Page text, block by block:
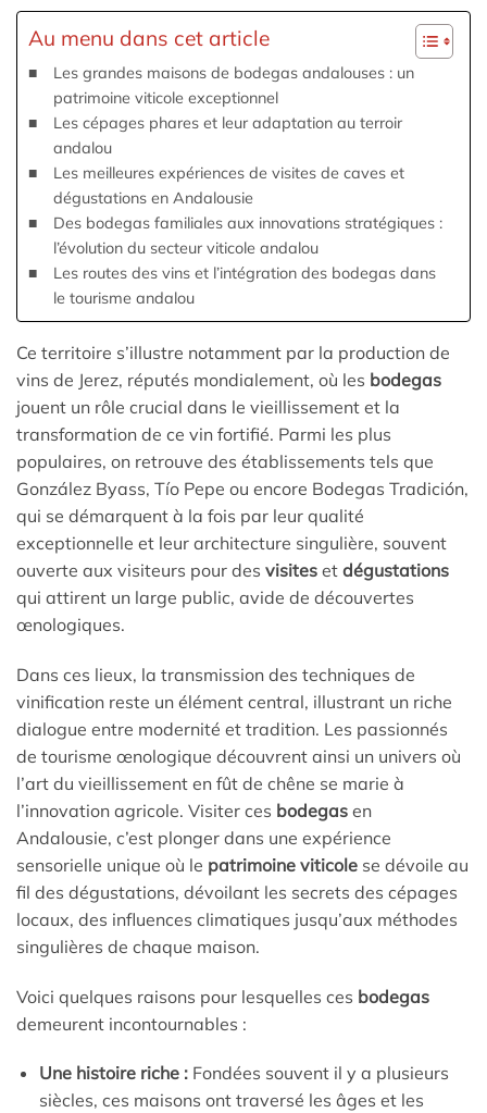
Au menu dans cet article
Les grandes maisons de bodegas andalouses : un
patrimoine viticole exceptionnel
Les cépages phares et leur adaptation au terroir
andalou
Les meilleures expériences de visites de caves et
dégustations en Andalousie
Des bodegas familiales aux innovations stratégiques :
l’évolution du secteur viticole andalou
Les routes des vins et l’intégration des bodegas dans
le tourisme andalou
Ce territoire s’illustre notamment par la production de
vins de Jerez, réputés mondialement, où les bodegas
jouent un rôle crucial dans le vieillissement et la
transformation de ce vin fortifié. Parmi les plus
populaires, on retrouve des établissements tels que
González Byass, Tío Pepe ou encore Bodegas Tradición,
qui se démarquent à la fois par leur qualité
exceptionnelle et leur architecture singulière, souvent
ouverte aux visiteurs pour des visites et dégustations
qui attirent un large public, avide de découvertes
œnologiques.
Dans ces lieux, la transmission des techniques de
vinification reste un élément central, illustrant un riche
dialogue entre modernité et tradition. Les passionnés
de tourisme œnologique découvrent ainsi un univers où
l’art du vieillissement en fût de chêne se marie à
l’innovation agricole. Visiter ces bodegas en
Andalousie, c’est plonger dans une expérience
sensorielle unique où le patrimoine viticole se dévoile au
fil des dégustations, dévoilant les secrets des cépages
locaux, des influences climatiques jusqu’aux méthodes
singulières de chaque maison.
Voici quelques raisons pour lesquelles ces bodegas
demeurent incontournables :
Une histoire riche :Fondées souvent il y a plusieurs
siècles, ces maisons ont traversé les âges et les